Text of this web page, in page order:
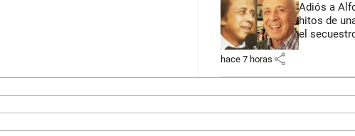
Adiós a
hitos de
el
hace 7 horas share